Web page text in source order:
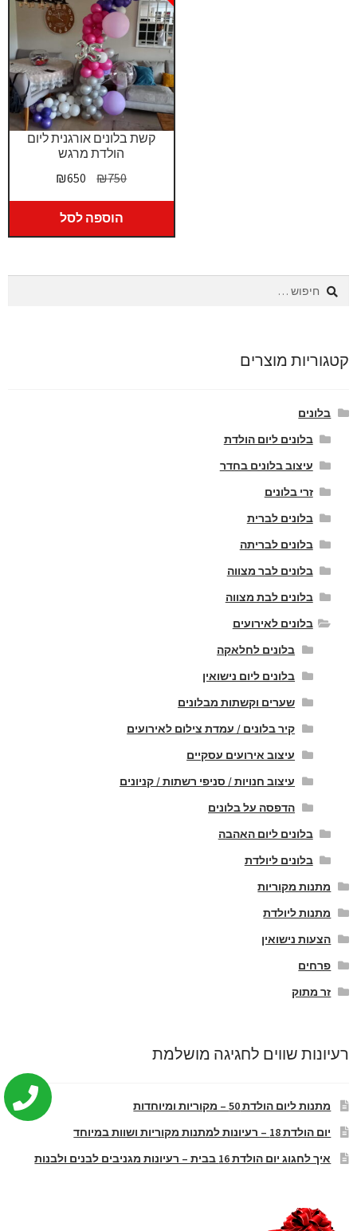
קשת בלונים אורגנית ליום
הולדת מרגש
₪750
המחיר
היה:
₪750.
₪650
המחיר
₪650.
הוספה לסל
חיפוש:
קטגוריות מוצרים
בלונים
בלונים ליום הולדת
עיצוב בלונים בחדר
זרי בלונים
בלונים לברית
בלונים לבריתה
בלונים לבר מצווה
בלונים לבת מצווה
בלונים לאירועים
בלונים לחלאקה
בלונים ליום נישואין
שערים וקשתות מבלונים
קיר בלונים / עמדת צילום לאירועים
עיצוב אירועים עסקיים
עיצוב חנויות / סניפי רשתות / קניונים
הדפסה על בלונים
בלונים ליום האהבה
בלונים ליולדת
מתנות מקוריות
מתנות ליולדת
הצעות נישואין
פרחים
זר מתוק
רעיונות שווים לחגיגה מושלמת
מתנות ליום הולדת 50 – מקוריות ומיוחדות
יום הולדת 18 – רעיונות למתנות מקוריות ושוות במיוחד
איך לחגוג יום הולדת 16 בבית – רעיונות מגניבים לבנים ולבנות